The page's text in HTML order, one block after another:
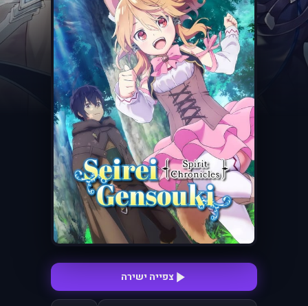
צפייה ישירה